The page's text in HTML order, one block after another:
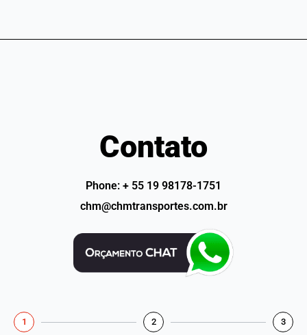
Contato
Phone: + 55 19 98178-1751
chm@chmtransportes.com.br
1 2 3